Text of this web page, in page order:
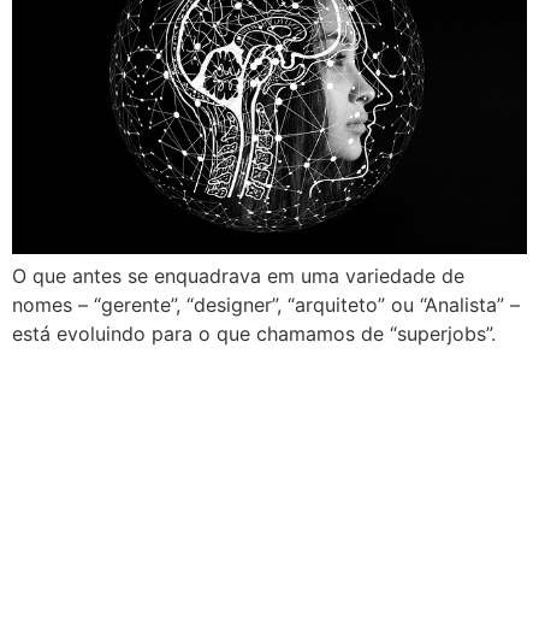
O que antes se enquadrava em uma variedade de
nomes – “gerente”, “designer”, “arquiteto” ou “Analista” –
está evoluindo para o que chamamos de “superjobs”.